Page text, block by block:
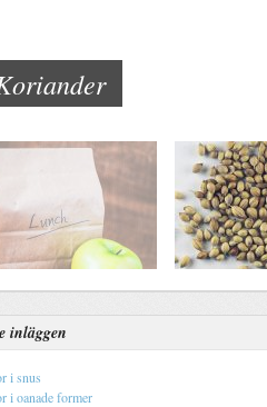
inläggen
i snus
i oanade former